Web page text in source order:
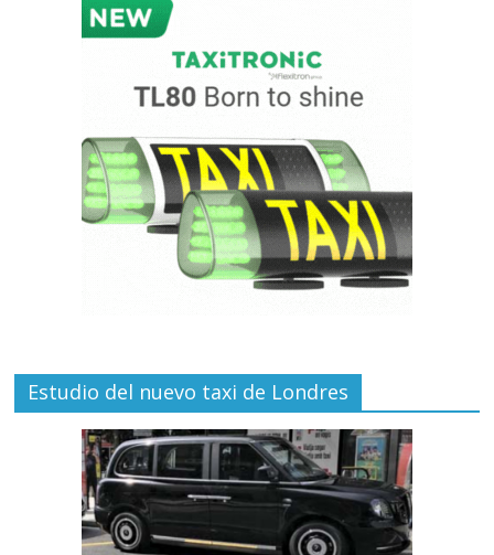
Estudio del nuevo taxi de Londres